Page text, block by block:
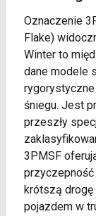
Oznaczenie
Flake)
Winter to
dane modele
śniegu. Jest
przeszły
3PMSF
przyczepność
krótszą drogę
pojazdem w